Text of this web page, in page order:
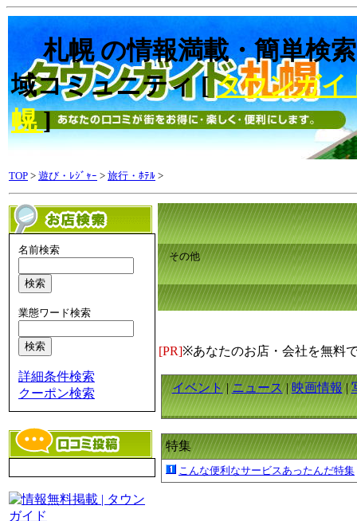
札幌 の情報満載・簡単検
域コミュニティ [タウンガイ
幌]
TOP > 遊び・ﾚｼﾞｬｰ > 旅行・ﾎﾃﾙ >
名前検索
業態ワード検索
詳細条件検索
クーポン検索
その他
[PR]※あなたのお店・会社を無料
イベント|ニュース|映画情報|
特集
こんな便利なサービスあったんだ特集